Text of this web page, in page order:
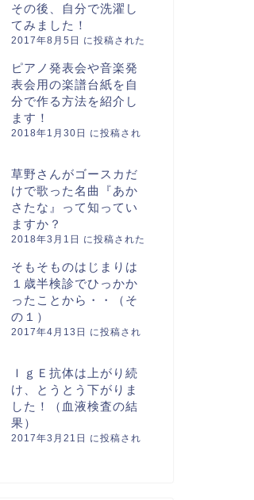
その後、自分で洗濯し
てみました！
2017年8月5日 に投稿された
ピアノ発表会や音楽発
表会用の楽譜台紙を自
分で作る方法を紹介し
ます！
2018年1月30日 に投稿され
草野さんがゴースカだ
けで歌った名曲『あか
さたな』って知ってい
ますか？
2018年3月1日 に投稿された
そもそものはじまりは
１歳半検診でひっかか
ったことから・・（そ
の１）
2017年4月13日 に投稿され
ＩｇＥ抗体は上がり続
け、とうとう下がりま
した！（血液検査の結
果）
2017年3月21日 に投稿され